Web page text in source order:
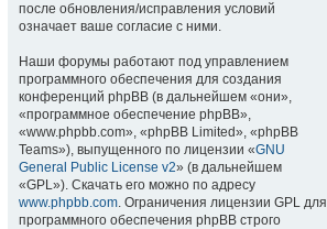
после обновления/исправления условий
означает ваше согласие с ними.
Наши форумы работают под управлением
программного обеспечения для создания
конференций phpBB (в дальнейшем «они»,
«программное обеспечение phpBB»,
«www.phpbb.com», «phpBB Limited», «phpBB
Teams»), выпущенного по лицензии «GNU
General Public License v2» (в дальнейшем
«GPL»). Скачать его можно по адресу
www.phpbb.com. Ограничения лицензии GPL для
программного обеспечения phpBB строго